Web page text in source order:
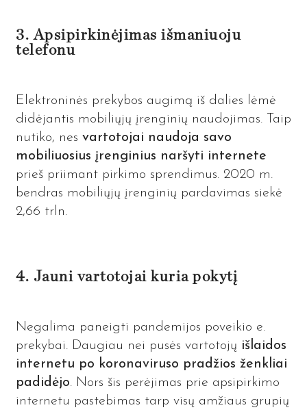
3. Apsipirkinėjimas išmaniuoju
telefonu
Elektroninės prekybos augimą iš dalies lėmė
didėjantis mobiliųjų įrenginių naudojimas. Taip
nutiko, nes vartotojai naudoja savo
mobiliuosius įrenginius naršyti internete
prieš priimant pirkimo sprendimus. 2020 m.
bendras mobiliųjų įrenginių pardavimas siekė
2,66 trln.
4. Jauni vartotojai kuria pokytį
Negalima paneigti pandemijos poveikio e.
prekybai. Daugiau nei pusės vartotojų išlaidos
internetu po koronaviruso pradžios ženkliai
padidėjo. Nors šis perėjimas prie apsipirkimo
internetu pastebimas tarp visų amžiaus grupių